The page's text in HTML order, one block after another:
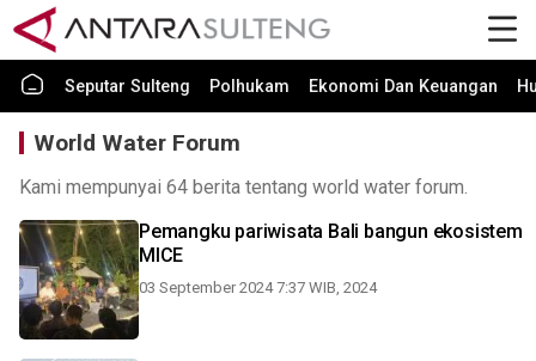
Seputar Sulteng Polhukam Ekonomi Dan Keuangan
World Water Forum
Kami mempunyai 64 berita tentang world water forum.
Pemangku pariwisata Bali bangun ekosistem
MICE
03 September 2024 7:37 WIB, 2024